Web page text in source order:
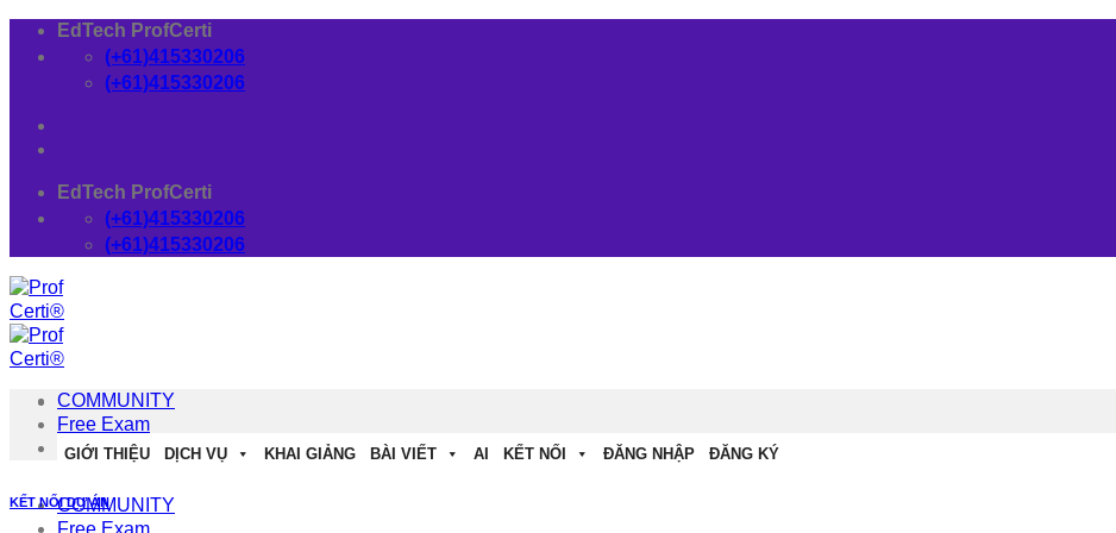
Skip
EdTech ProfCerti
(+61)415330206
(+61)415330206
EdTech ProfCerti
(+61)415330206
(+61)415330206
GIỚI THIỆU DỊCH VỤ KHAI GIẢNG BÀI VIẾT AI KẾT NỐI ĐĂNG NHẬP ĐĂNG KÝ
COMMUNITY
Free Exam
COMMUNITY
Free Exam
Download
KẾT NỐI DỰ ÁN